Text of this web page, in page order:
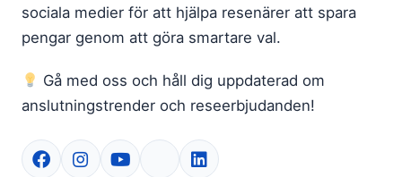
sociala medier för att hjälpa resenärer att spara
pengar genom att göra smartare val.
Gå med oss ​​och håll dig uppdaterad om
anslutningstrender och reseerbjudanden!